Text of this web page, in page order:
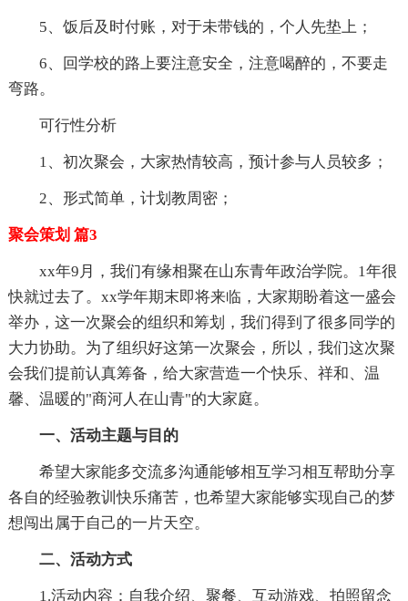
5、饭后及时付账，对于未带钱的，个人先垫上；
6、回学校的路上要注意安全，注意喝醉的，不要走
弯路。
可行性分析
1、初次聚会，大家热情较高，预计参与人员较多；
2、形式简单，计划教周密；
聚会策划 篇3
xx年9月，我们有缘相聚在山东青年政治学院。1年很
快就过去了。xx学年期末即将来临，大家期盼着这一盛会
举办，这一次聚会的组织和筹划，我们得到了很多同学的
大力协助。为了组织好这第一次聚会，所以，我们这次聚
会我们提前认真筹备，给大家营造一个快乐、祥和、温
馨、温暖的"商河人在山青"的大家庭。
一、活动主题与目的
希望大家能多交流多沟通能够相互学习相互帮助分享
各自的经验教训快乐痛苦，也希望大家能够实现自己的梦
想闯出属于自己的一片天空。
二、活动方式
1.活动内容：自我介绍、聚餐、互动游戏、拍照留念